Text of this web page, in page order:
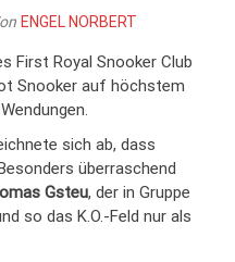
ENGEL NORBERT
First Royal Snooker Club
Snooker auf höchstem
sich ab, dass
überraschend
Gsteu, der in Gruppe
so das K.O.-Feld nur als